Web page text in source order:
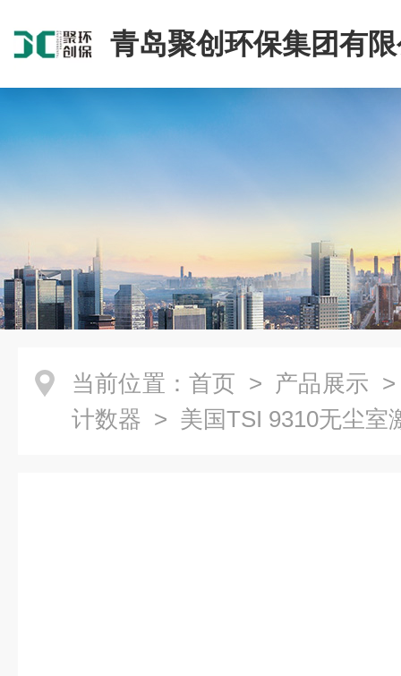
青岛聚创环保集团有
当前位置： 首页 > 产品展示
计数器 > 美国TSI 9310无尘室